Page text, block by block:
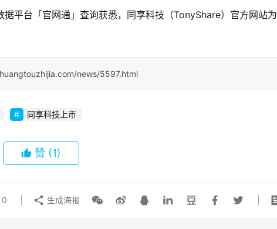
据平台「官网通」查询获悉，同享科技（TonyShare）官方网站为
news/5597.html
同享科技上市
赞 (1)
0 生成海报